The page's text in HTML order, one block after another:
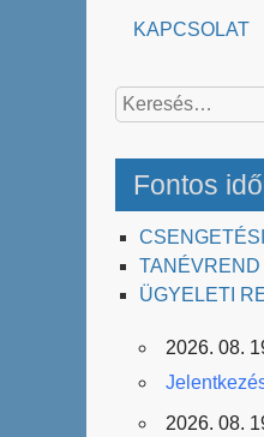
KAPCSOLAT
Keresés:
Fontos
TANÉVREND
ÜGYELETI
2026. 08.
2026. 08.